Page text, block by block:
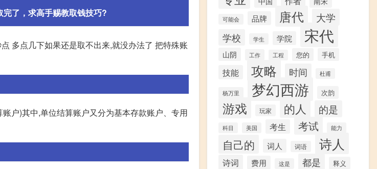
了，求高手赐教取钱技巧?
多点几下如果还是取不出来,就没办法了 把特殊账
户)其中,单位结算账户又分为基本存款账户、专用
可能会 品牌 唐代 大学
学校 学生 学院 宋代
山阴 工作 工程 您的 手机
技能 攻略 时间 杜甫
杨万里 梦幻西游 次韵
游戏 玩家 的人 的是
科目 美国 考生 考试 能力
自己的 词人 词语 诗人
诗词 费用 这是 都是 释义